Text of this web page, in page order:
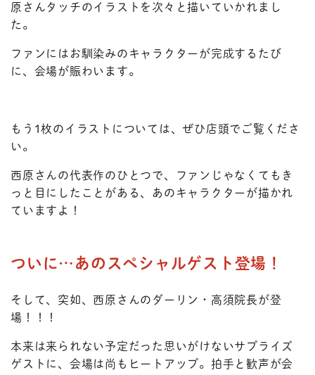
原さんタッチのイラストを次々と描いていかれまし
た。
ファンにはお馴染みのキャラクターが完成するたび
に、会場が賑わいます。
もう1枚のイラストについては、ぜひ店頭でご覧くださ
い。
西原さんの代表作のひとつで、ファンじゃなくてもき
っと目にしたことがある、あのキャラクターが描かれ
ていますよ！
ついに…あのスペシャルゲスト登場！
そして、突如、西原さんのダーリン・高須院長が登
場！！！
本来は来られない予定だった思いがけないサプライズ
ゲストに、会場は尚もヒートアップ。拍手と歓声が会